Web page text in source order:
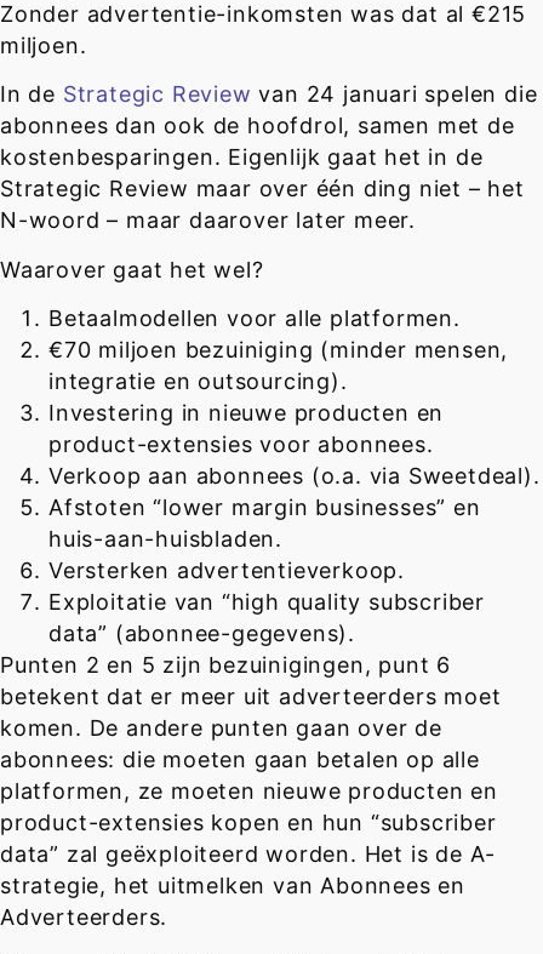
Zonder advertentie-inkomsten was dat al €215
miljoen.
In de Strategic Review van 24 januari spelen die
abonnees dan ook de hoofdrol, samen met de
kostenbesparingen. Eigenlijk gaat het in de
Strategic Review maar over één ding niet – het
N-woord – maar daarover later meer.
Waarover gaat het wel?
Betaalmodellen voor alle platformen.
€70 miljoen bezuiniging (minder mensen,
integratie en outsourcing).
Investering in nieuwe producten en
product-extensies voor abonnees.
Verkoop aan abonnees (o.a. via Sweetdeal).
Afstoten “lower margin businesses” en
huis-aan-huisbladen.
Versterken advertentieverkoop.
Exploitatie van “high quality subscriber
data” (abonnee-gegevens).
Punten 2 en 5 zijn bezuinigingen, punt 6
betekent dat er meer uit adverteerders moet
komen. De andere punten gaan over de
abonnees: die moeten gaan betalen op alle
platformen, ze moeten nieuwe producten en
product-extensies kopen en hun “subscriber
data” zal geëxploiteerd worden. Het is de A-
strategie, het uitmelken van Abonnees en
Adverteerders.